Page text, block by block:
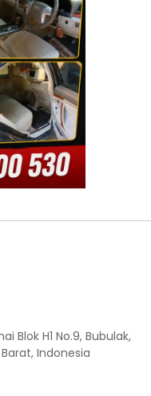
Blok H1 No.9, Bubulak,
Indonesia